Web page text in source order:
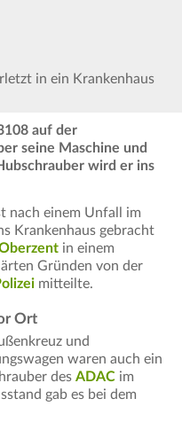
in ein Krankenhaus
auf der
seine Maschine und
wird er ins
nach einem Unfall im
Krankenhaus gebracht
in einem
Gründen von der
mitteilte.
Ort
und
waren auch ein
des ADAC im
gab es bei dem